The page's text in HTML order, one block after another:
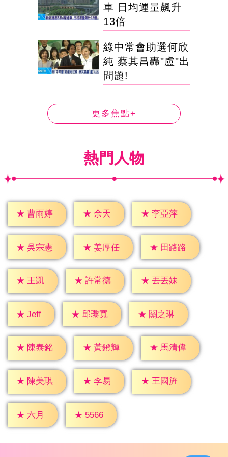
車 日均運量飆升
13倍
綠中常會助選何欣
純 蔡其昌轟"盧"出
問題!
更多焦點+
熱門人物
★ 曹雨婷 ★ 余天 ★ 李亞萍
★ 吳宗憲 ★ 姜厚任 ★ 田路路
★ 王凱 ★ 許常德 ★ 丟丟妹
★ Jeff ★ 邱瓈寬 ★ 關之琳
★ 陳泰銘 ★ 黃鐙輝 ★ 馬清偉
★ 陳美琪 ★ 李易 ★ 王國旌
★ 六月 ★ 5566